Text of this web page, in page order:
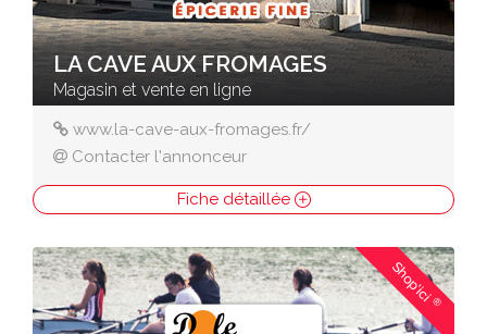
LA CAVE AUX FROMAGES
Magasin et vente en ligne
www.la-cave-aux-fromages.fr/
Contacter l'annonceur
Fiche détaillée
Shop'ici®